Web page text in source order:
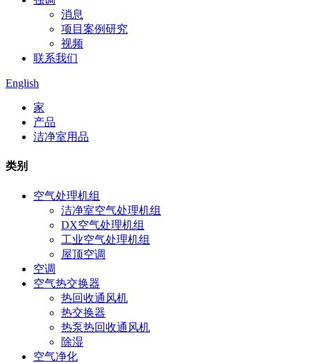
消息
项目案例研究
视频
联系我们
English
家
产品
洁净室用品
类别
空气处理机组
洁净室空气处理机组
DX空气处理机组
工业空气处理机组
屋顶空调
空调
空气热交换器
热回收通风机
热交换器
热泵热回收通风机
除湿
空气净化